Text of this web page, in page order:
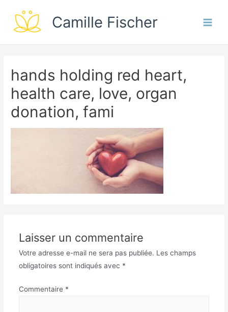
Camille Fischer
Main
hands holding red heart,
health care, love, organ
donation, fami
Laisser un commentaire
Votre adresse e-mail ne sera pas publiée. Les champs
obligatoires sont indiqués avec *
Commentaire *